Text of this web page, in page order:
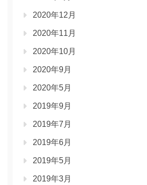
2020年12月
2020年11月
2020年10月
2020年9月
2020年5月
2019年9月
2019年7月
2019年6月
2019年5月
2019年3月